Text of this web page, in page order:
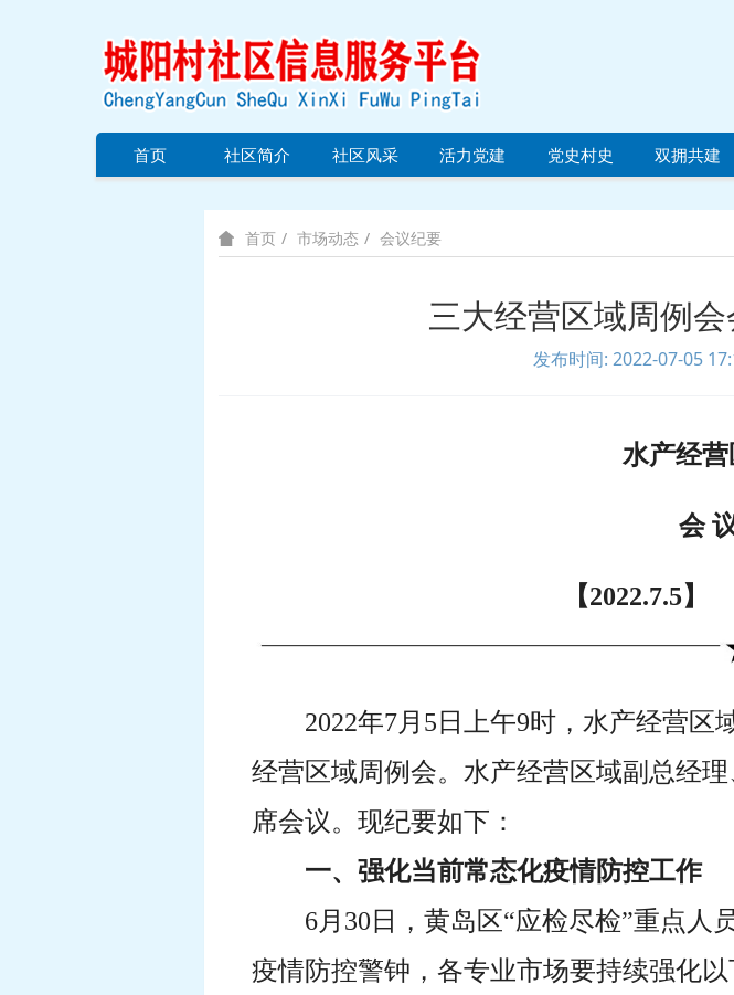
首页 社区简介 社区风采 活力党建 党史村史 双拥共建
首页 市场动态 会议纪要
三大经营区域周例会
发布时间: 2022-07-05
水产经
会
【2022.7.5
2022年7月5日上午9时，水产经营
经营区域周例会。水产经营区域副总经
席会议。现纪要如下：
一、强化当前常态化疫情防控工作
6月30日，黄岛区“应检尽检”重点人
疫情防控警钟，各专业市场要持续强化以